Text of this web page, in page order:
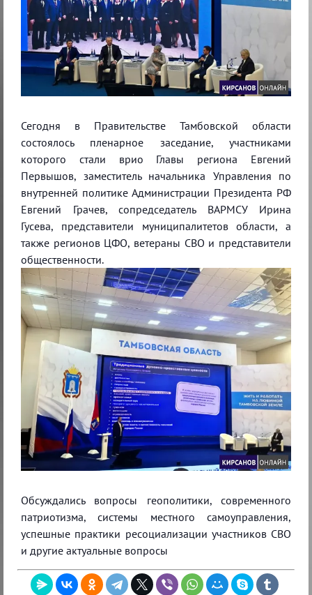
Сегодня в Правительстве Тамбовской области
состоялось пленарное заседание, участниками
которого стали врио Главы региона Евгений
Первышов, заместитель начальника Управления по
внутренней политике Администрации Президента РФ
Евгений Грачев, сопредседатель ВАРМСУ Ирина
Гусева, представители муниципалитетов области, а
также регионов ЦФО, ветераны СВО и представители
общественности.
Обсуждались вопросы геополитики, современного
патриотизма, системы местного самоуправления,
успешные практики ресоциализации участников СВО
и другие актуальные вопросы